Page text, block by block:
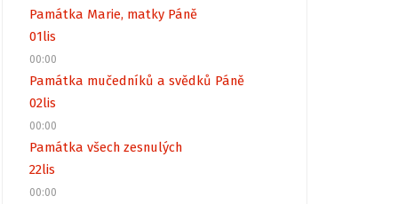
Památka Marie, matky Páně
01lis
00:00
Památka mučedníků a svědků Páně
02lis
00:00
Památka všech zesnulých
22lis
00:00